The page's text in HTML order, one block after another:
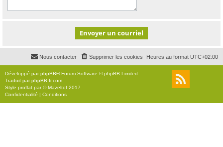
Heures au format UTC+02:00
Supprimer les cookies
Nous contacter
Développé parphpBB® Forum Software © phpBB Limited
Traduit parphpBB-fr.com
Style proflat par ©Mazeltof 2017
Confidentialité | Conditions